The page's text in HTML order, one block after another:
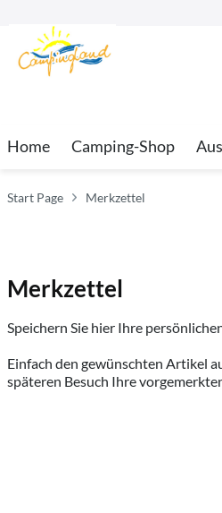
Home Camping-Shop
Start Page Merkzettel
Merkzettel
Speichern Sie hier Ihre
Einfach den gewünschten Artikel
späteren Besuch Ihre